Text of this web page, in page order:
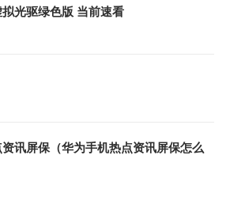
光驱绿色版 当前速看
讯屏保（华为手机热点资讯屏保怎么